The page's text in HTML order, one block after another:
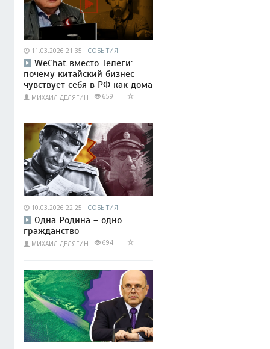
11.03.2026 21:35 СОБЫТИЯ
WeChat вместо Телеги:
почему китайский бизнес
чувствует себя в РФ как дома
МИХАИЛ ДЕЛЯГИН 659
10.03.2026 22:25 СОБЫТИЯ
Одна Родина – одно
гражданство
МИХАИЛ ДЕЛЯГИН 694